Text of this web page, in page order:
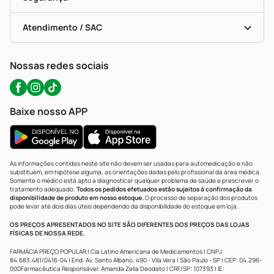
Troca E Devolução
Bulas De A A Z
Políticas De Marketplace
Testes Rápidos
Autoteste Covid-19
Certificado De Segurança
Portal Da Privacidade
Atendimento / SAC
WhatsApp (47) 9202-1687
Nossas redes sociais
Baixe nosso APP
As informações contidas neste site não devem ser usadas para automedicação e não
substituem, em hipótese alguma, as orientações dadas pelo profissional da área médica.
Somente o médico está apto a diagnosticar qualquer problema de saúde e prescrever o
tratamento adequado. Todos os pedidos efetuados estão sujeitos à confirmação da
disponibilidade de produto em nosso estoque.O processo de separação dos produtos
pode levar até dois dias úteis dependendo da disponibilidade do estoque em loja.
OS PREÇOS APRESENTADOS NO SITE SÃO DIFERENTES DOS PREÇOS DAS LOJAS
FÍSICAS DE NOSSA REDE.
FARMÁCIA PREÇO POPULAR | Cia Latino Americana de Medicamentos | CNPJ:
84.683.481/0416-04 | End: Av. Santo Albano, 490 - Vila Vera | São Paulo - SP | CEP: 04.296-
000Farmacêutica Responsável: Amanda Zelia Deodato | CRF/SP: 107393 | IE: